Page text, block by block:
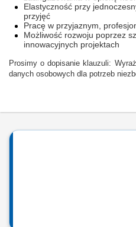
Elastyczność przy
przyjęć
Pracę w przyjaznym,
Możliwość rozwoju poprzez
innowacyjnych projektach
Prosimy o dopisanie klauzuli:
danych osobowych dla potrzeb